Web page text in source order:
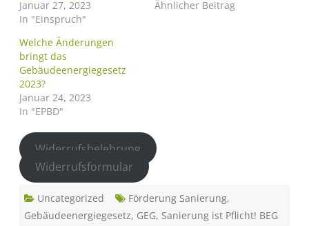
Januar 27, 2023
In "Einspruch"
Ähnlicher Beitrag
Welche Änderungen
bringt das
Gebäudeenergiegesetz
2023?
Januar 24, 2023
In "EPBD"
Widerrufsbelehrung
Widerrufsformular
Uncategorized Förderung Sanierung,
Gebäudeenergiegesetz, GEG, Sanierung ist Pflicht! BEG